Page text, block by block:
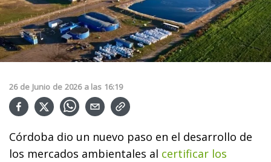
26 de Junio de 2026 a las 16:19
Córdoba dio un nuevo paso en el desarrollo de
los mercados ambientales al certificar los